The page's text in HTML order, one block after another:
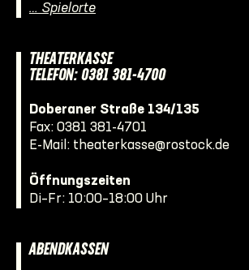
… Spielorte
THEATERKASSE
TELEFON: 0381 381-4700
Doberaner Straße 134/135
Fax: 0381 381-4701
E-Mail: theaterkasse@rostock.de
Öffnungszeiten
Di–Fr: 10:00–18:00 Uhr
ABENDKASSEN